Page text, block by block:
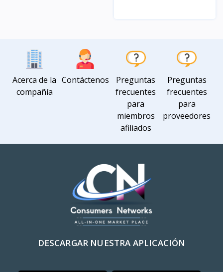
Acerca de la
compañía
Contáctenos
Preguntas
frecuentes
para
miembros
afiliados
Preguntas
frecuentes
para
proveedores
DESCARGAR NUESTRA APLICACIÓN